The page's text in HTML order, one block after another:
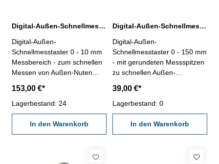
Digital-Außen-Schnellmesstaster 0 - 10 mm IP 65
Digital-Außen-
Schnellmesstaster 0 - 10 mm
Messbereich - zum schnellen
Messen von Außen-Nuten
Messflächen- mit Digital-
Messuhr IP 65- Ablesung
0,002 mm- Anzeige mit
Laufbalken- mm/inch, 0/Off,
Preset-, Tol- und ,,Mode"-
153,00 €*
Lagerbestand: 24
In den Warenkorb
Digital-Außen-Schnellmesstaster 0 - 150 mm Messbereich
Digital-Außen-
Schnellmesstaster 0 - 150 mm
- mit gerundeten Messspitzen
zu schnellen Außen-
mit Digital-Anzeige, Ablesung
0,1 mm, mm/inch-,
ON/Off/Set- und Hold-Taste-
im Behältnis/Kasten
39,00 €*
Lagerbestand: 0
In den Warenkorb